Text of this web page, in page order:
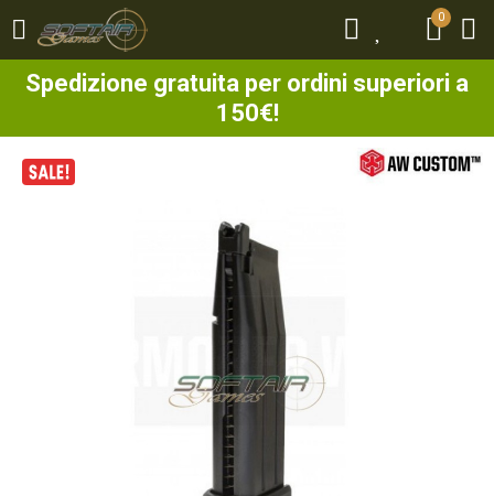
0
Spedizione gratuita per ordini superiori a
150€!
0